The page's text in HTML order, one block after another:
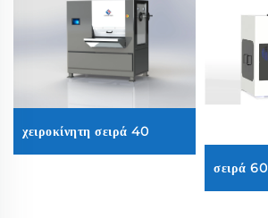
χειροκίνητη σειρά 40
σειρά 60